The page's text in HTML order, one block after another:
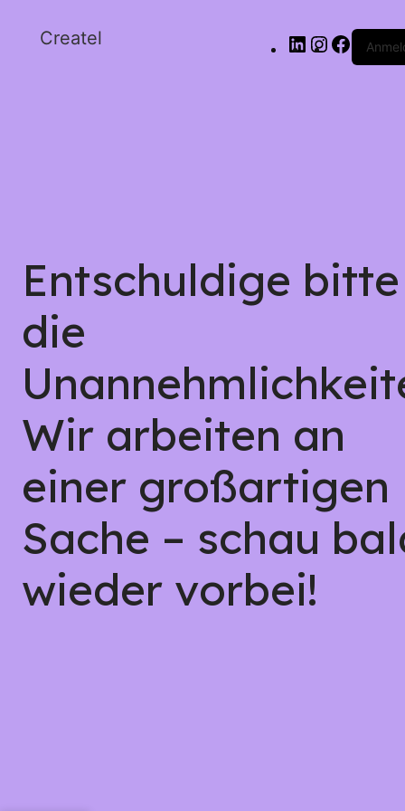
Createl
Entschuldige bitte
die
Wir arbeiten an
einer großartigen
Sache – schau
wieder vorbei!